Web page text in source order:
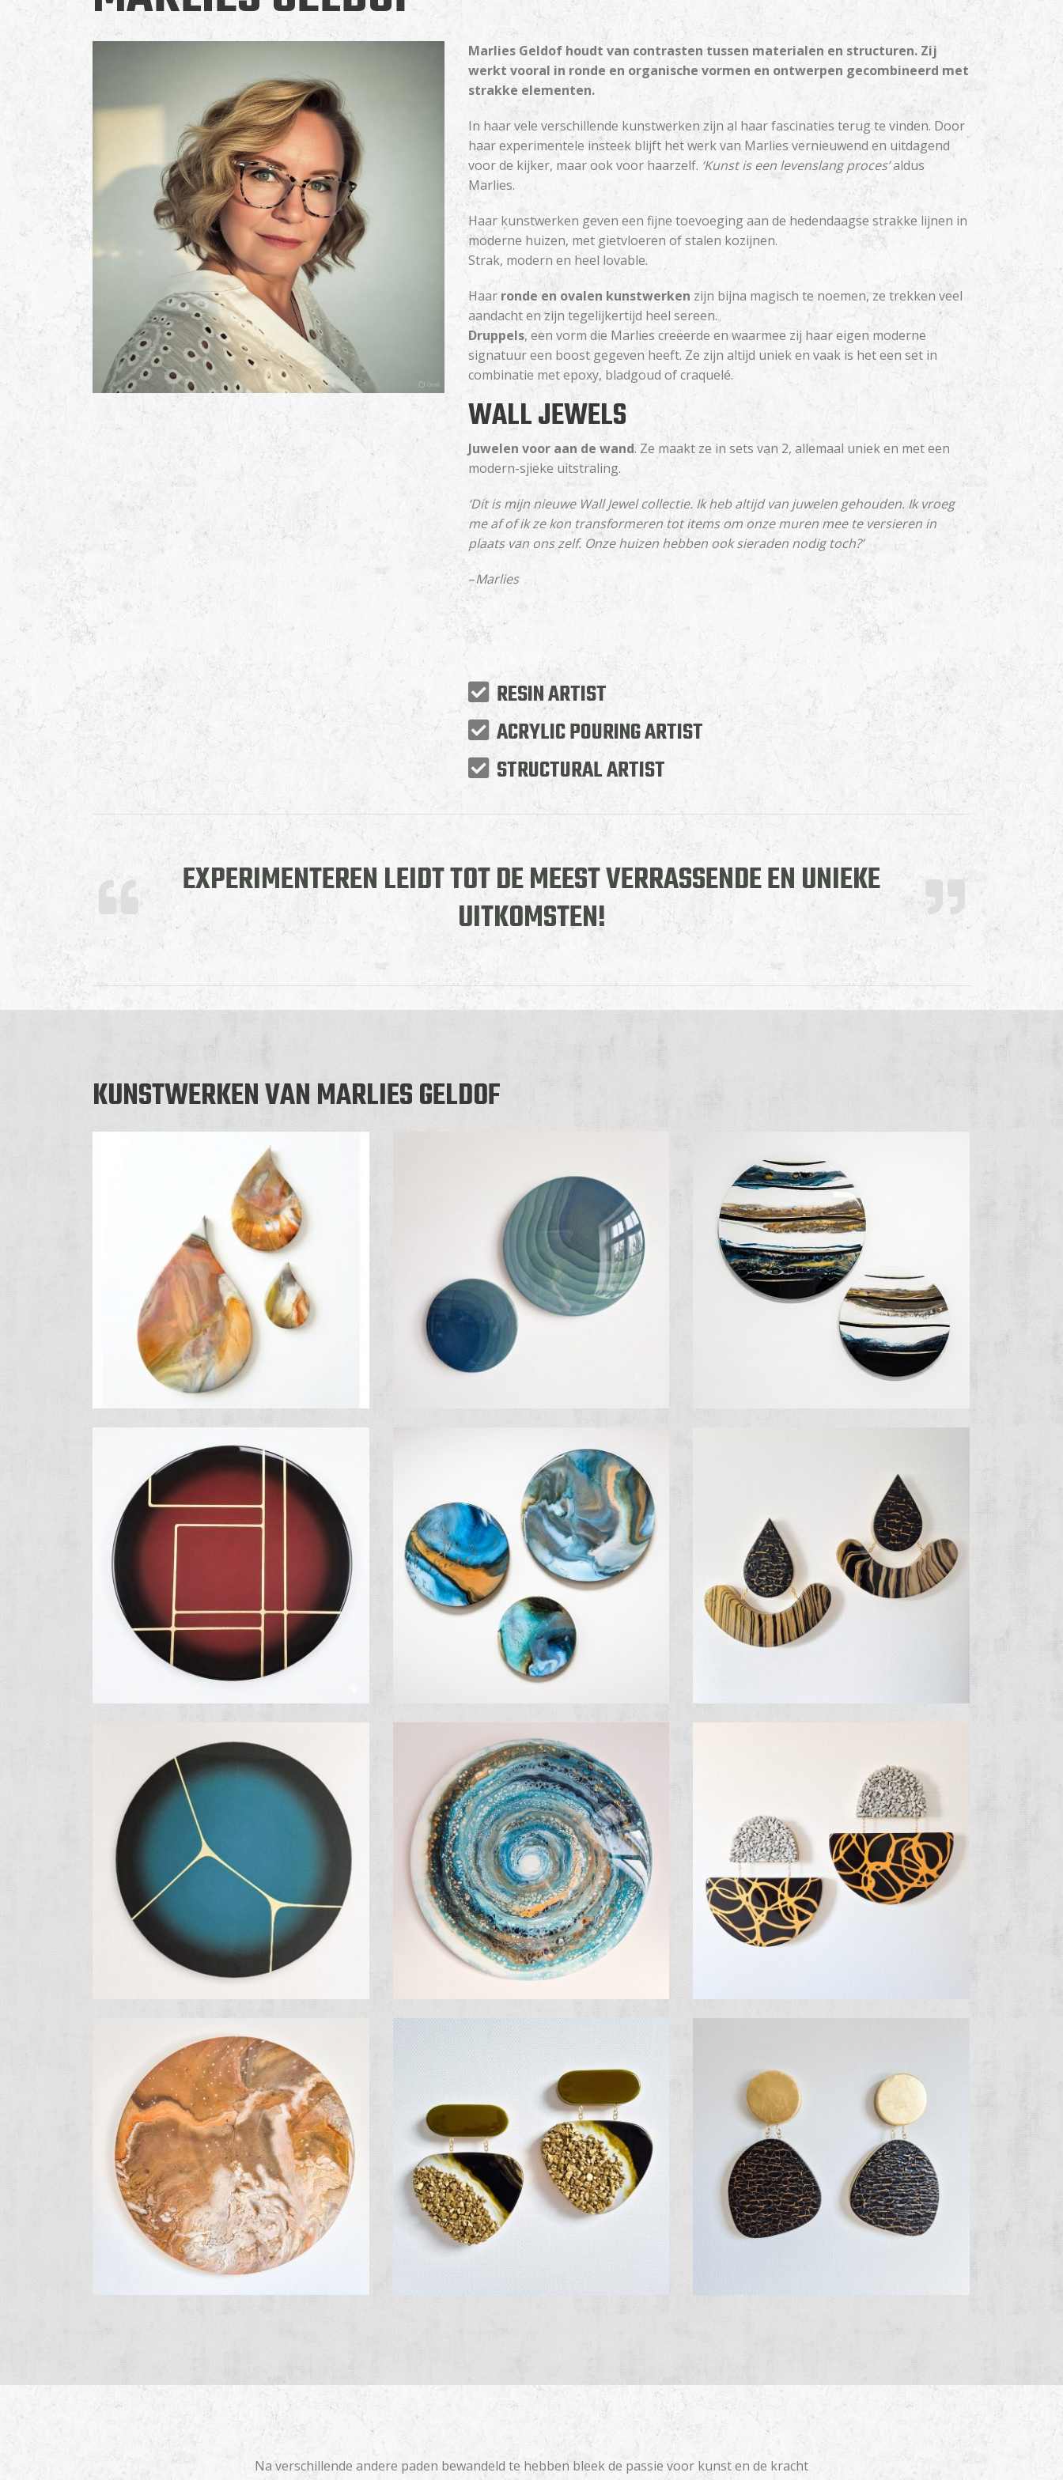
Marlies Geldof houdt van contrasten tussen materialen en structuren. Zij
werkt vooral in ronde en organische vormen en ontwerpen gecombineerd met
strakke elementen.
In haar vele verschillende kunstwerken zijn al haar fascinaties terug te vinden. Door
haar experimentele insteek blijft het werk van Marlies vernieuwend en uitdagend
voor de kijker, maar ook voor haarzelf. ‘Kunst is een levenslang proces’aldus
Marlies.
Haar kunstwerken geven een fijne toevoeging aan de hedendaagse strakke lijnen in
moderne huizen, met gietvloeren of stalen kozijnen.
Strak, modern en heel lovable.
Haar ronde en ovalen kunstwerken zijn bijna magisch te noemen, ze trekken veel
aandacht en zijn tegelijkertijd heel sereen.
Druppels, een vorm die Marlies creëerde en waarmee zij haar eigen moderne
signatuur een boost gegeven heeft. Ze zijn altijd uniek en vaak is het een set in
combinatie met epoxy, bladgoud of craquelé.
WALL JEWELS
Juwelen voor aan de wand. Ze maakt ze in sets van 2, allemaal uniek en met een
modern-sjieke uitstraling.
‘Dit is mijn nieuwe Wall Jewel collectie. Ik heb altijd van juwelen gehouden. Ik vroeg
me af of ik ze kon transformeren tot items om onze muren mee te versieren in
plaats van ons zelf. Onze huizen hebben ook sieraden nodig toch?’
–Marlies
RESIN ARTIST
ACRYLIC POURING ARTIST
STRUCTURAL ARTIST
EXPERIMENTEREN LEIDT TOT DE MEEST VERRASSENDE EN UNIEKE
UITKOMSTEN!
KUNSTWERKEN VAN MARLIES GELDOF
Na verschillende andere paden bewandeld te hebben bleek de passie voor kunst en de kracht
KOFFIE MET MELK EN SCHUIM
LATTE MACCHIATO
KOFFIE MET 2 LAGEN MELK
LATTE CARAMELITO
KOFFIE MET 2 LAGEN MELK
THEE
KEUZE UIT DIVERSE SMAKEN
bedrijfsnaam
mailadres
Bericht